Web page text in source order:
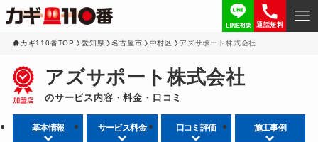
通話無料
カギ110番TOP 愛知県 名古屋市 中村区 アズサポート株式会社
アズサポート株式会社
のサービス内容・料金・口コミ
基本情報 サービス料金 口コミ評価 施工事例